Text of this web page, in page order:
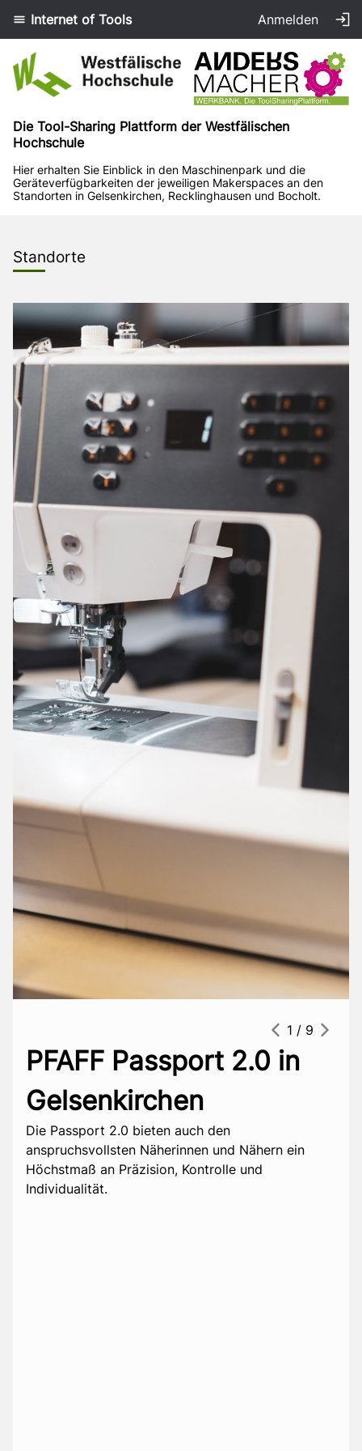
Internet of Tools Anmelden
Startseite
Die Tool-Sharing Plattform der Westfälischen
Hochschule
Hier erhalten Sie Einblick in den Maschinenpark und die
Geräteverfügbarkeiten der jeweiligen Makerspaces an den
Standorten in Gelsenkirchen, Recklinghausen und Bocholt.
Standorte
Flachscheifmaschine
Chevalier FSG1640 AD
in Bocholt
Flachschleifmaschine zur Herstellung von plan-
parallelen Oberflächen an Stahlwerkstoffen
2 / 9